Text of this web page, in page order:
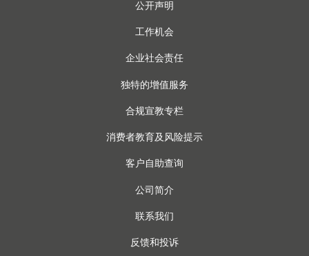
公开声明
工作机会
企业社会责任
独特的增值服务
合规宣教专栏
消费者教育及风险提示
客户自助查询
公司简介
联系我们
反馈和投诉